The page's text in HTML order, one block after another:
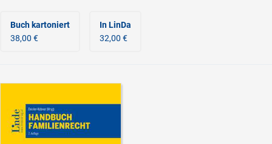
Buch kartoniert
38,00 €
In LinDa
32,00 €